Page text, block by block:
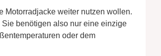
Motorradjacke weiter nutzen wollen.
benötigen also nur eine einzige
oder dem